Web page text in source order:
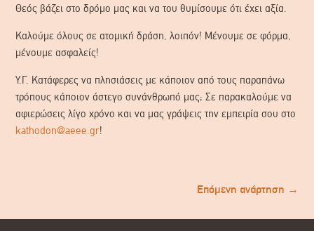
Θεός βάζει στο δρόμο μας και να του θυμίσουμε ότι έχει αξία.
Καλούμε όλους σε ατομική δράση, λοιπόν! Μένουμε σε φόρμα,
μένουμε ασφαλείς!
Υ.Γ. Κατάφερες να πλησιάσεις με κάποιον από τους παραπάνω
τρόπους κάποιον άστεγο συνάνθρωπό μας; Σε παρακαλούμε να
αφιερώσεις λίγο χρόνο και να μας γράψεις την εμπειρία σου στο
kathodon@aeee.gr!
Επόμενη ανάρτηση →